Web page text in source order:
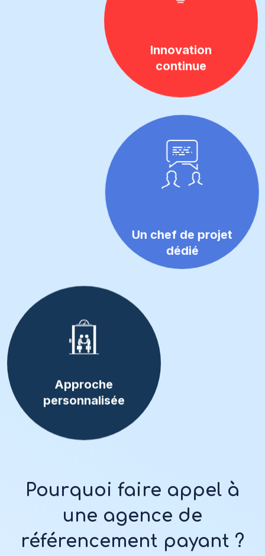
Innovation
Un chef de projet
dédié
Approche
personnalisée
Pourquoi faire appel à
une agence de
référencement payant ?